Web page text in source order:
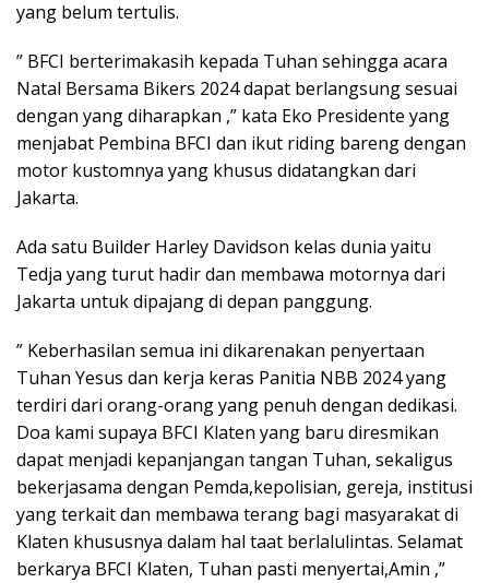
yang belum tertulis.
” BFCI berterimakasih kepada Tuhan sehingga acara
Natal Bersama Bikers 2024 dapat berlangsung sesuai
dengan yang diharapkan ,” kata Eko Presidente yang
menjabat Pembina BFCI dan ikut riding bareng dengan
motor kustomnya yang khusus didatangkan dari
Jakarta.
Ada satu Builder Harley Davidson kelas dunia yaitu
Tedja yang turut hadir dan membawa motornya dari
Jakarta untuk dipajang di depan panggung.
” Keberhasilan semua ini dikarenakan penyertaan
Tuhan Yesus dan kerja keras Panitia NBB 2024 yang
terdiri dari orang-orang yang penuh dengan dedikasi.
Doa kami supaya BFCI Klaten yang baru diresmikan
dapat menjadi kepanjangan tangan Tuhan, sekaligus
bekerjasama dengan Pemda,kepolisian, gereja, institusi
yang terkait dan membawa terang bagi masyarakat di
Klaten khususnya dalam hal taat berlalulintas. Selamat
berkarya BFCI Klaten, Tuhan pasti menyertai,Amin ,”